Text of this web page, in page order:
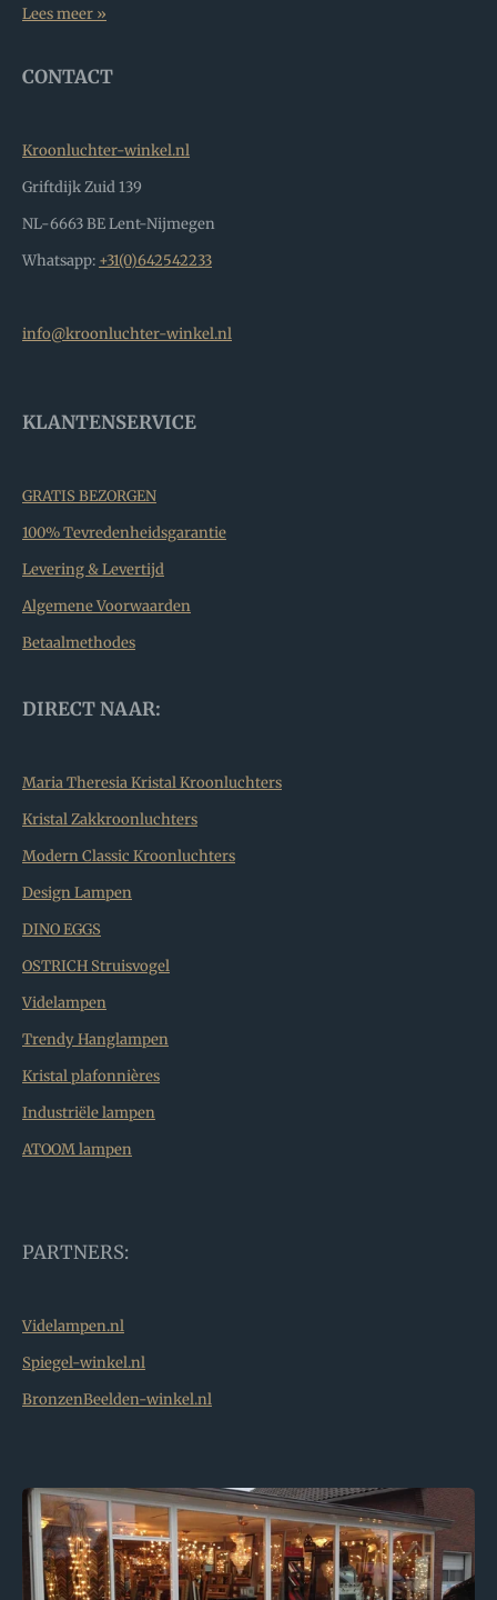
Lees meer »
CONTACT
Kroonluchter-winkel.nl
Griftdijk Zuid 139
NL-6663 BE Lent-Nijmegen
Whatsapp: +31(0)642542233
info@kroonluchter-winkel.nl
KLANTENSERVICE
GRATIS BEZORGEN
100% Tevredenheidsgarantie
Levering & Levertijd
Algemene Voorwaarden
Betaalmethodes
DIRECT NAAR:
Maria Theresia Kristal Kroonluchters
Kristal Zakkroonluchters
Modern Classic Kroonluchters
Design Lampen
DINO EGGS
OSTRICH Struisvogel
Videlampen
Trendy Hanglampen
Kristal plafonnières
Industriële lampen
ATOOM lampen
PARTNERS:
Videlampen.nl
Spiegel-winkel.nl
BronzenBeelden-winkel.nl